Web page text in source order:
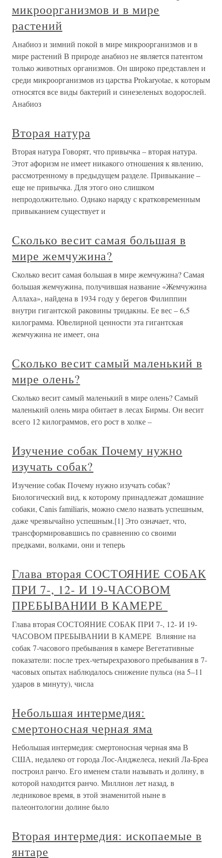
микроорганизмов и в мире
растений
Анабиоз и зимний покой в мире микроорганизмов и в
мире растений В природе анабиоз не является патентом
только животных организмов. Он широко представлен и
среди микроорганизмов из царства Prokaryotae, к которым
относятся все виды бактерий и синезеленых водорослей.
Анабиоз
Вторая натура
Вторая натура Говорят, что привычка – вторая натура.
Этот афоризм не имеет никакого отношения к явлению,
рассмотренному в предыдущем разделе. Привыкание –
еще не привычка. Для этого оно слишком
непродолжительно. Однако наряду с кратковременным
привыканием существует и
Сколько весит самая большая в
мире жемчужина?
Сколько весит самая большая в мире жемчужина? Самая
большая жемчужина, получившая название «Жемчужина
Аллаха», найдена в 1934 году у берегов Филиппин
внутри гигантской раковины тридакны. Ее вес – 6,5
килограмма. Ювелирной ценности эта гигантская
жемчужина не имеет, она
Сколько весит самый маленький в
мире олень?
Сколько весит самый маленький в мире олень? Самый
маленький олень мира обитает в лесах Бирмы. Он весит
всего 12 килограммов, его рост в холке –
Изучение собак Почему нужно
изучать собак?
Изучение собак Почему нужно изучать собак?
Биологический вид, к которому принадлежат домашние
собаки, Canis familiaris, можно смело назвать успешным,
даже чрезвычайно успешным.[1] Это означает, что,
трансформировавшись по сравнению со своими
предками, волками, они и теперь
Глава вторая СОСТОЯНИЕ СОБАК
ПРИ 7-, 12- И 19-ЧАСОВОМ
ПРЕБЫВАНИИ В КАМЕРЕ
Глава вторая СОСТОЯНИЕ СОБАК ПРИ 7-, 12- И 19-
ЧАСОВОМ ПРЕБЫВАНИИ В КАМЕРЕ Влияние на
собак 7-часового пребывания в камере Вегетативные
показатели: после трех-четырехразового пребывания в 7-
часовых опытах наблюдалось снижение пульса (на 5–11
ударов в минуту), числа
Небольшая интермедия:
смертоносная черная яма
Небольшая интермедия: смертоносная черная яма В
США, недалеко от города Лос-Анджелеса, некий Ла-Бреа
построил ранчо. Его именем стали называть и долину, в
которой находится ранчо. Миллион лет назад, в
ледниковое время, в этой знаменитой ныне в
палеонтологии долине было
Вторая интермедия: ископаемые в
янтаре